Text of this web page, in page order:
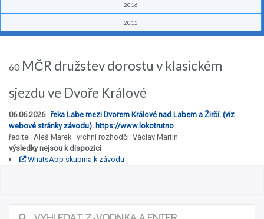
2016
2015
60 MČR družstev dorostu v klasickém
sjezdu ve Dvoře Králové
06.06.2026 řeka Labe mezi Dvorem Králové nad Labem a Žirčí. (viz
webové stránky závodu). https://www.lokotrutno
ředitel: Aleš Marek vrchní rozhodčí: Václav Martin
výsledky nejsou k dispozici
WhatsApp skupina k závodu